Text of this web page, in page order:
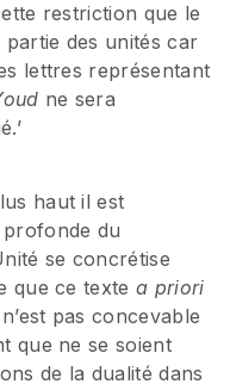
restriction que le
des unités car
lettres représentant
ne sera
haut il est
du
se concrétise
que ce textea priori
pas concevable
que ne se soient
de la dualité dans